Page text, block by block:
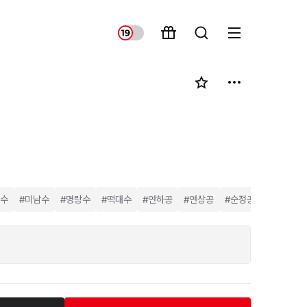
#미남수 #명랑수 #떡대수 #연하공 #연상공 #순정공